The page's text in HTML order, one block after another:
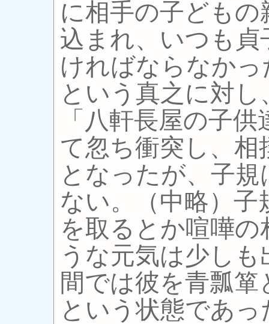
に相手の子ども
込まれ、いつも
ければならなかっ
という真之に対
「八軒長屋の子
て忽ち衝突し、
となったが、子
ない。（中略）
を取るとか喧嘩
うな元気は少し
間では彼を青瓢
という状態であっ